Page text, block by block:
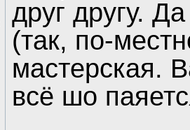
друг другу.
(так, по-
мастерская.
всё шо